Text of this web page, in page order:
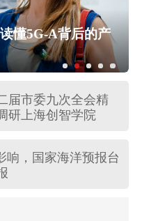
懂5G‑A背后的产
届市委九次全会精
研上海创智学院
发生大规模枪击事
实施，最高法发布
响，国家海洋预报台
股势力”借助新兴技